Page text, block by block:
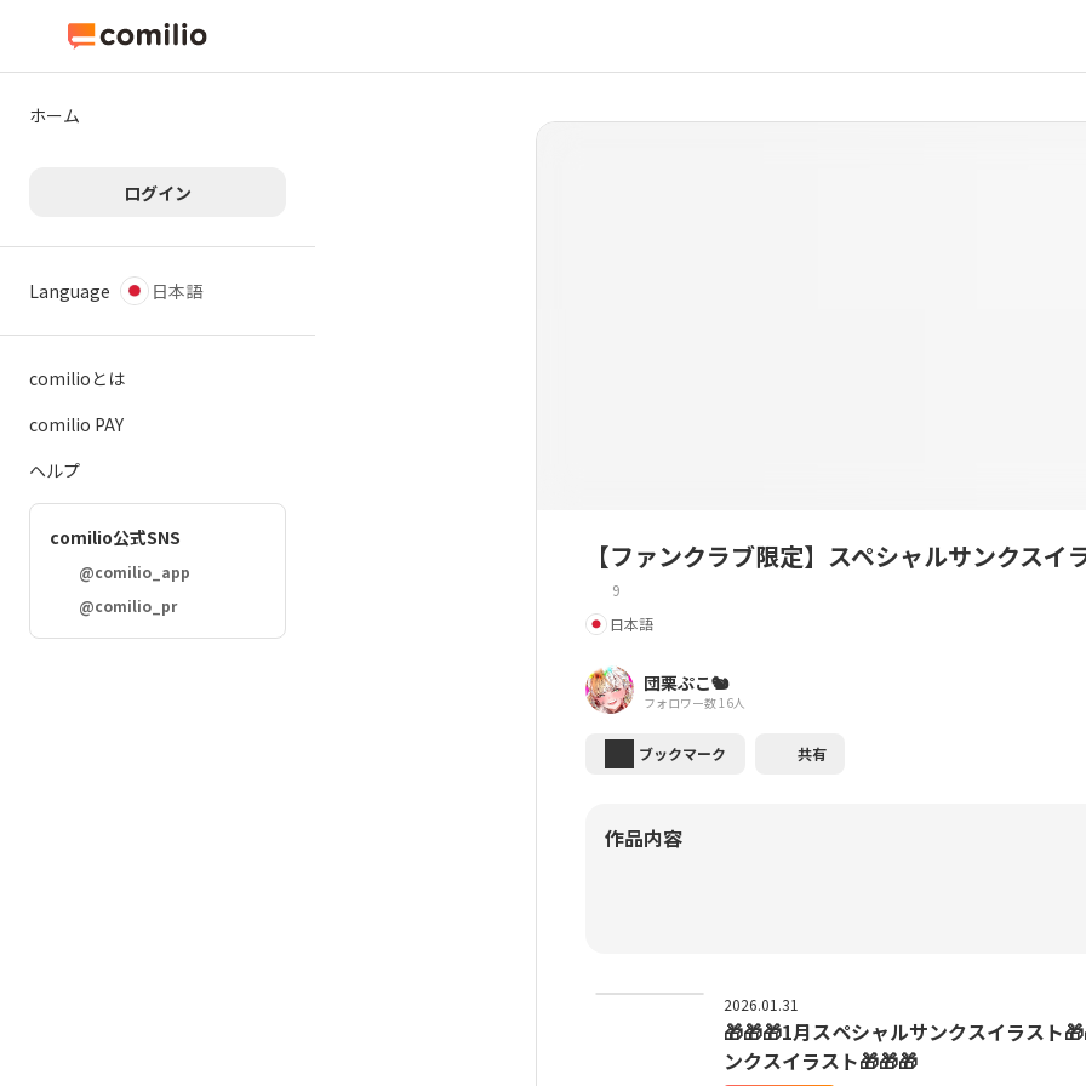
ホーム
ログイン
Language 日本語
comilioとは
comilio PAY
ヘルプ
comilio公式SNS
@comilio_app
@comilio_pr
【ファンクラブ限定】スペシャルサンクスイ
9
日本語
団栗ぷこ🐿️
フォロワー数 16人
ブックマーク 共有
作品内容
2026.01.31
🎁🎁🎁1月スペシャルサンクスイラスト
ンクスイラスト🎁🎁🎁